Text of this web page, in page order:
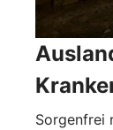
Sorgenfrei